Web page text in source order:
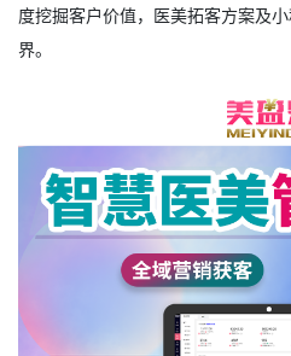
度挖掘客户价值，医美拓客方案及
界。